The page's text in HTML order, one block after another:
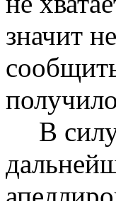
значит
В